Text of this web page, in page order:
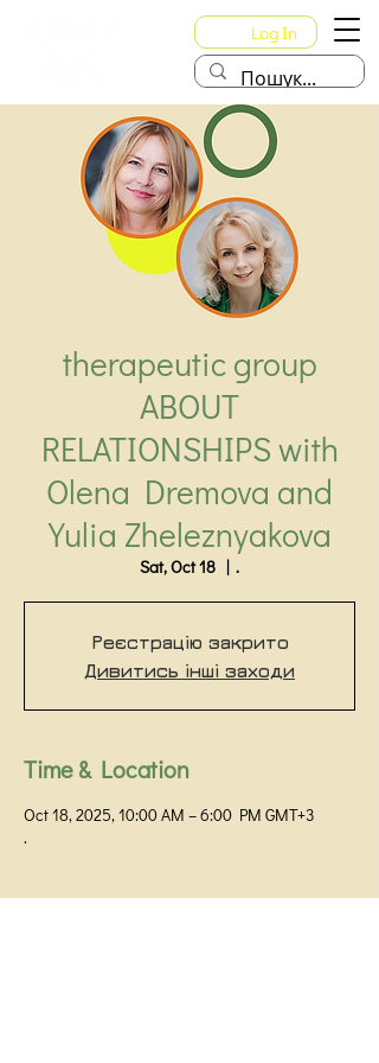
Log In
therapeutic group
ABOUT
RELATIONSHIPS with
Olena Dremova and
Yulia Zheleznyakova
Sat, Oct 18
  |
.
Реєстрацію закрито
Дивитись інші заходи
Time & Location
Oct 18, 2025, 10:00 AM – 6:00 PM GMT+3
.